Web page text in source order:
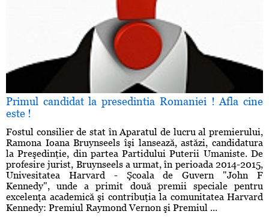
Primul candidat la presedintia Romaniei ! Afla cine
este !
Fostul consilier de stat în Aparatul de lucru al premierului,
Ramona Ioana Bruynseels îşi lansează, astăzi, candidatura
la Preşedinţie, din partea Partidului Puterii Umaniste. De
profesire jurist, Bruynseels a urmat, în perioada 2014-2015,
Univesitatea Harvard - Şcoala de Guvern "John F
Kennedy", unde a primit două premii speciale pentru
excelenţa academică şi contribuţia la comunitatea Harvard
Kennedy: Premiul Raymond Vernon şi Premiul ...